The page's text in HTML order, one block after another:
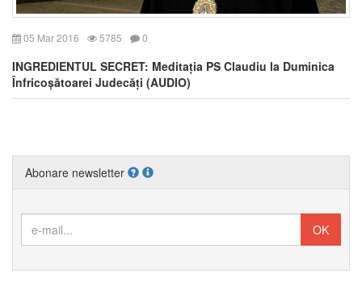
05 Mar 2016 5785 0
INGREDIENTUL SECRET: Meditația PS Claudiu la Duminica
Înfricoșătoarei Judecăți (AUDIO)
Abonare newsletter